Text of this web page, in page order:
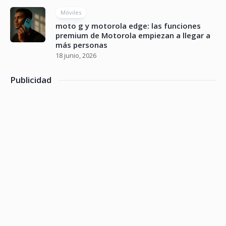
Móviles
moto g y motorola edge: las funciones
premium de Motorola empiezan a llegar a
más personas
18 junio, 2026
Publicidad